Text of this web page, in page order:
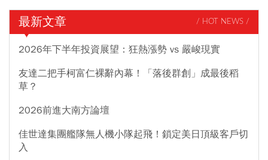
最新文章 / HOT NEWS /
2026年下半年投資展望：狂熱漲勢 vs 嚴峻現實
友達二把手柯富仁裸辭內幕！「落後群創」成最後稻
草？
2026前進大南方論壇
佳世達集團艦隊無人機小隊起飛！鎖定美日頂級客戶切
入